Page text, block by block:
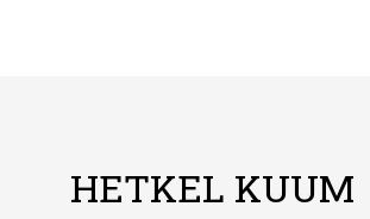
HETKEL KUUM